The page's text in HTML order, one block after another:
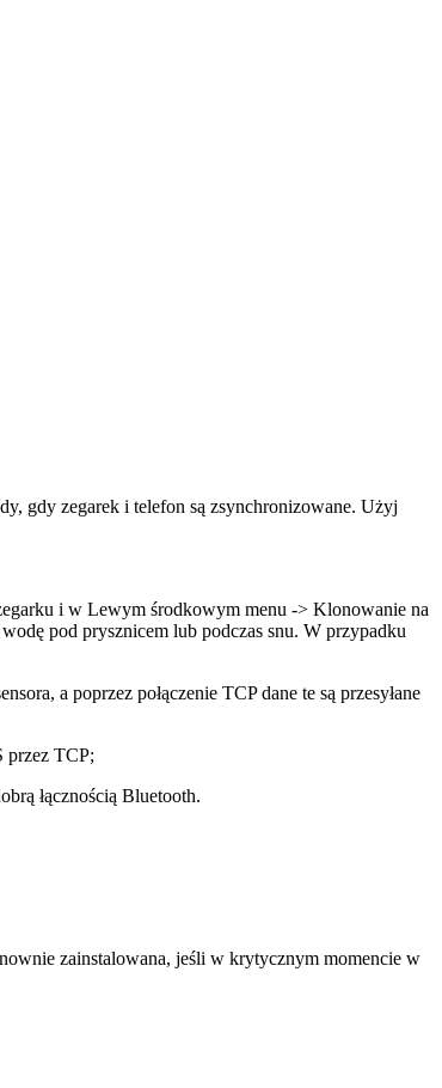
gdy zegarek i telefon są zsynchronizowane. Użyj
i w Lewym środkowym menu -> Klonowanie na
pod prysznicem lub podczas snu. W przypadku
a poprzez połączenie TCP dane te są przesyłane
przez TCP;
łącznością Bluetooth.
zainstalowana, jeśli w krytycznym momencie w